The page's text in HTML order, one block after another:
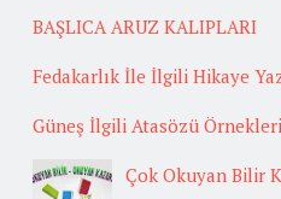
BAŞLICA ARUZ KALIPLARI
Fedakarlık İle İlgili Hikaye
Güneş İlgili Atasözü
Çok Okuyan Bilir